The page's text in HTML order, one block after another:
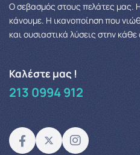
Ο σεβασμός στους πελάτες μας.
κάνουμε. Η ικανοποίηση που
και ουσιαστικά λύσεις στην
Καλέστε μας !
213 0994 912